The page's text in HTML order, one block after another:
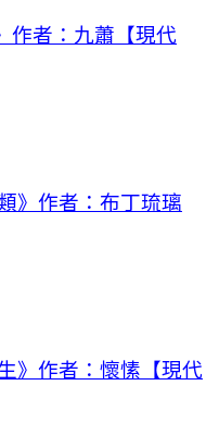
作者：九蕭【現代
》作者：布丁琉璃
》作者：懷愫【現代